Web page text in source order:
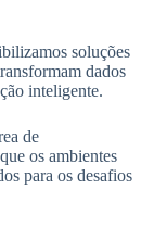
soluções
dados
inteligente.
de
os ambientes
para os desafios